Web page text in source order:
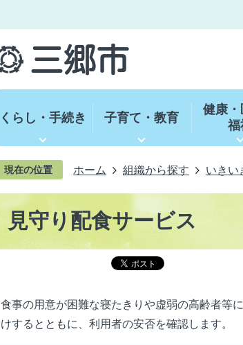
くらし・手続き 子育て・教育
健康・
福
現在の位置 ホーム 組織から探す いきい
見守り配食サービス
食事の用意が困難な寝たきりや虚弱の高齢者等
けするとともに、利用者の安否を確認します。